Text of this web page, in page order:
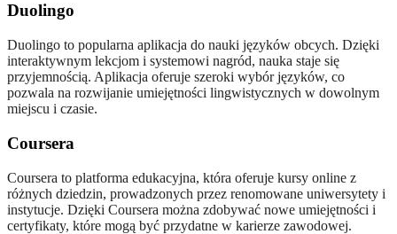
Duolingo
Duolingo to popularna aplikacja do nauki języków obcych. Dzięki
interaktywnym lekcjom i systemowi nagród, nauka staje się
przyjemnością. Aplikacja oferuje szeroki wybór języków, co
pozwala na rozwijanie umiejętności lingwistycznych w dowolnym
miejscu i czasie.
Coursera
Coursera to platforma edukacyjna, która oferuje kursy online z
różnych dziedzin, prowadzonych przez renomowane uniwersytety i
instytucje. Dzięki Coursera można zdobywać nowe umiejętności i
certyfikaty, które mogą być przydatne w karierze zawodowej.